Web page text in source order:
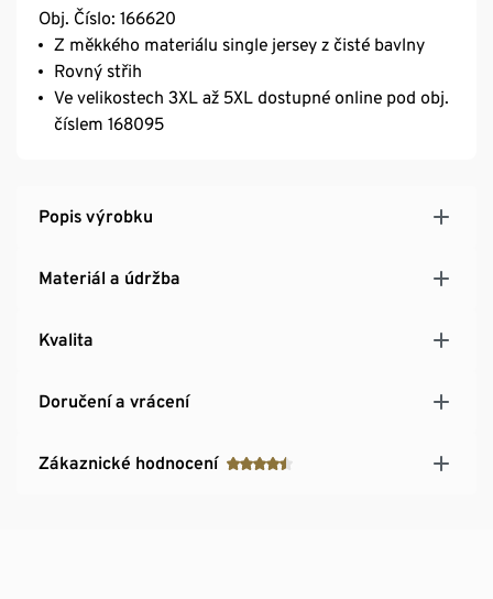
Obj. Číslo: 166620
Z měkkého materiálu single jersey z čisté bavlny
Rovný střih
Ve velikostech 3XL až 5XL dostupné online pod obj.
číslem 168095
Popis výrobku
Materiál a údržba
Kvalita
Doručení a vrácení
Zákaznické hodnocení